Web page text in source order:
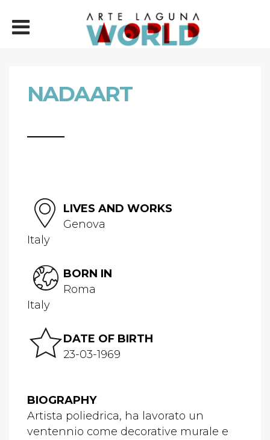
NADAART
LIVES AND WORKS
Genova
Italy
BORN IN
Roma
Italy
DATE OF BIRTH
23-03-1969
BIOGRAPHY
Artista poliedrica, ha lavorato un
ventennio come decorative murale e